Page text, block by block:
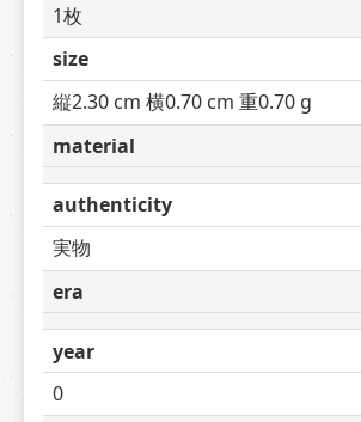
1枚
size
縦2.30 cm 横0.70 cm 重0.70 g
material
authenticity
実物
era
year
0